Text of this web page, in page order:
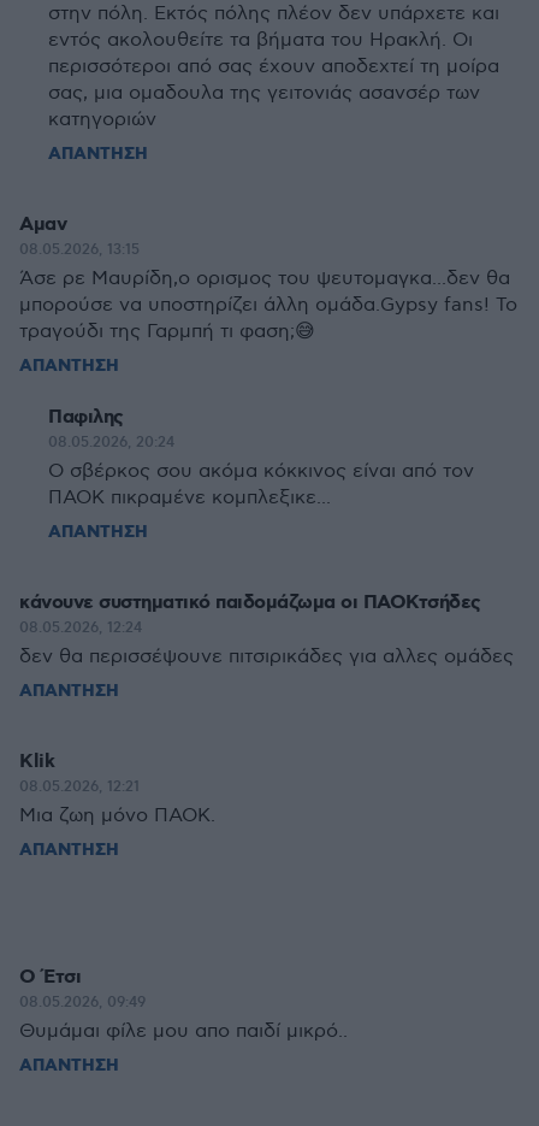
στην πόλη. Εκτός πόλης πλέον δεν υπάρχετε και
εντός ακολουθείτε τα βήματα του Ηρακλή. Οι
περισσότεροι από σας έχουν αποδεχτεί τη μοίρα
σας, μια ομαδουλα της γειτονιάς ασανσέρ των
κατηγοριών
ΑΠΑΝΤΗΣΗ
Αμαν
08.05.2026, 13:15
Άσε ρε Μαυρίδη,ο ορισμος του ψευτομαγκα...δεν θα
μπορούσε να υποστηρίζει άλλη ομάδα.Gypsy fans! Το
τραγούδι της Γαρμπή τι φαση;😅
ΑΠΑΝΤΗΣΗ
Παφιλης
08.05.2026, 20:24
Ο σβέρκος σου ακόμα κόκκινος είναι από τον
ΠΑΟΚ πικραμένε κομπλεξικε...
ΑΠΑΝΤΗΣΗ
κάνουνε συστηματικό παιδομάζωμα οι ΠΑΟΚτσήδες
08.05.2026, 12:24
δεν θα περισσέψουνε πιτσιρικάδες για αλλες ομάδες
ΑΠΑΝΤΗΣΗ
Klik
08.05.2026, 12:21
Μια ζωη μόνο ΠΑΟΚ.
ΑΠΑΝΤΗΣΗ
Ο Έτσι
08.05.2026, 09:49
Θυμάμαι φίλε μου απο παιδί μικρό..
ΑΠΑΝΤΗΣΗ